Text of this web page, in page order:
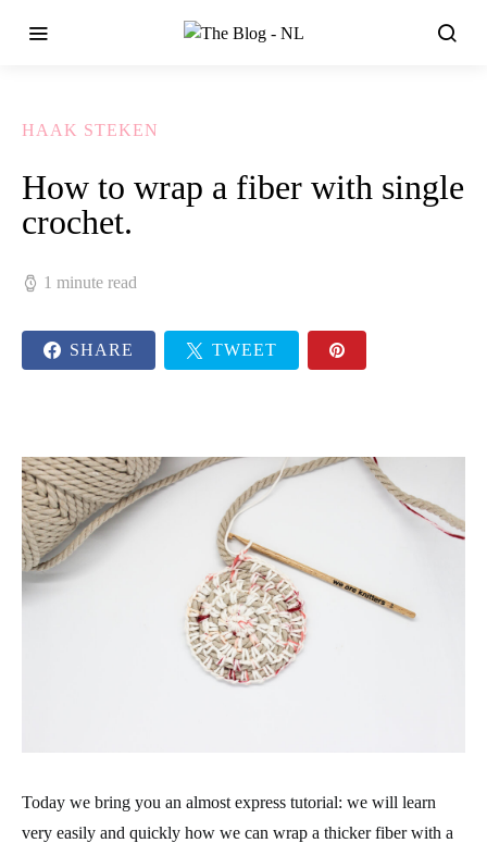
HAAK STEKEN
How to wrap a fiber with single
crochet.
1 minute read
SHARE TWEET
Today we bring you an almost express tutorial: we will learn
very easily and quickly how we can wrap a thicker fiber with a